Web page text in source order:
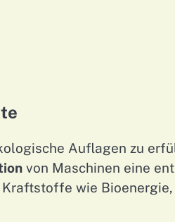
Auflagen zu
von Maschinen eine
wie